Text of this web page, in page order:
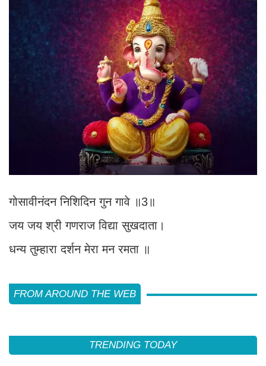
गोसावीनंदन निशिदिन गुन गावे ॥3॥
जय जय श्री गणराज विद्या सुखदाता।
धन्य तुम्हारा दर्शन मेरा मन रमता ॥
FROM AROUND THE WEB
TRENDING TODAY